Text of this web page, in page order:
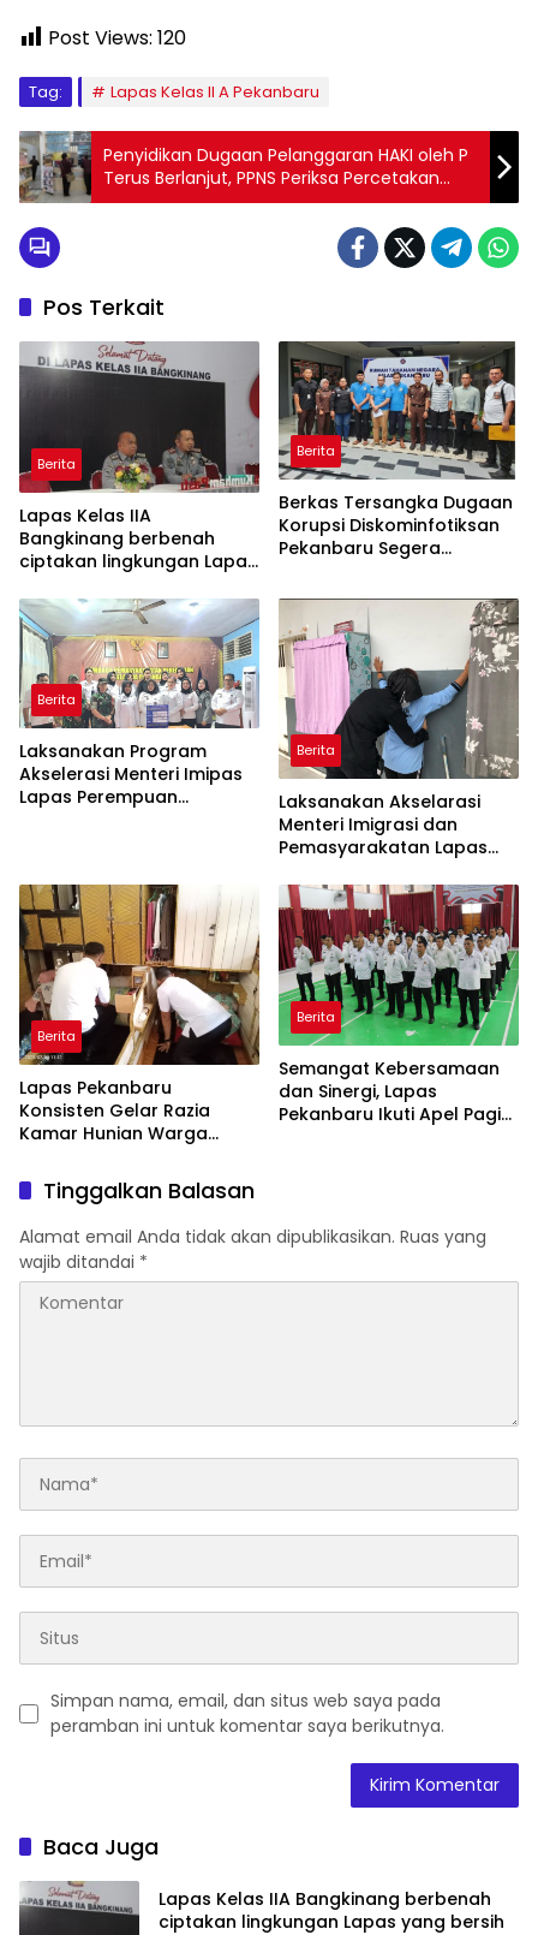
Post Views: 120
Tag: Lapas Kelas II A Pekanbaru
Penyidikan Dugaan Pelanggaran HAKI oleh P
Terus Berlanjut, PPNS Periksa Percetakan
Solo p
Pos Terkait
Berita
Lapas Kelas IIA
Bangkinang berbenah
ciptakan lingkungan Lapas
serta memberantas
Handphone, pungutan liar
dan narkoba (Halinar).
Berita
Berkas Tersangka Dugaan
Korupsi Diskominfotiksan
Pekanbaru Segera
Berita
Laksanakan Program
Akselerasi Menteri Imipas
Lapas Perempuan
Berita
Laksanakan Akselarasi
Menteri Imigrasi dan
Pemasyarakatan Lapas
Geledah Lagi Kamar
Hunian
Berita
Lapas Pekanbaru
Konsisten Gelar Razia
Kamar Hunian Warga
Konkret Berantas
Perederan Narkoba dan
Modus Penipuan
Berita
Semangat Kebersamaan
dan Sinergi, Lapas
Pekanbaru Ikuti Apel Pagi
Tinggalkan Balasan
Alamat email Anda tidak akan dipublikasikan. Ruas yang
wajib ditandai *
Simpan nama, email, dan situs web saya pada
peramban ini untuk komentar saya berikutnya.
Baca Juga
Lapas Kelas IIA Bangkinang berbenah
ciptakan lingkungan Lapas yang bersih